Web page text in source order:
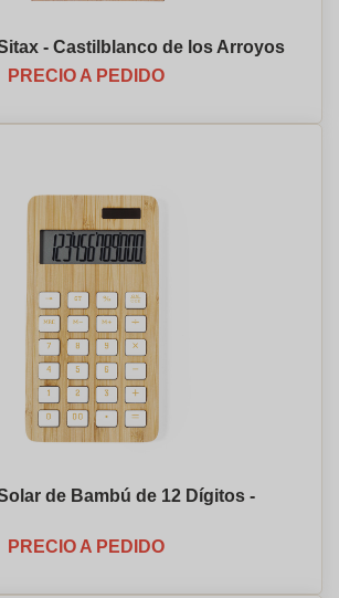
- Castilblanco de los Arroyos
PRECIO A PEDIDO
de Bambú de 12 Dígitos -
PRECIO A PEDIDO